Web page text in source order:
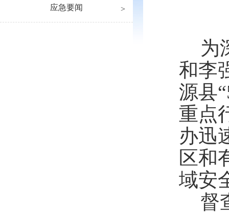
应急要闻
为
和李
源县
重点
办迅
区和
域安
督